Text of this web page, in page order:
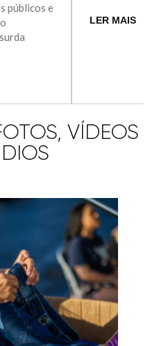
públicos e
LER MAIS
VÍDEOS